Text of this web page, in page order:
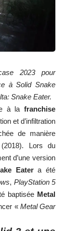
2023 pour
à Solid Snake
Snake Eater.
à la franchise
et d’infiltration
de manière
Lors du
d’une version
Eatera été
, PlayStation 5
baptisée Metal
« Metal Gear